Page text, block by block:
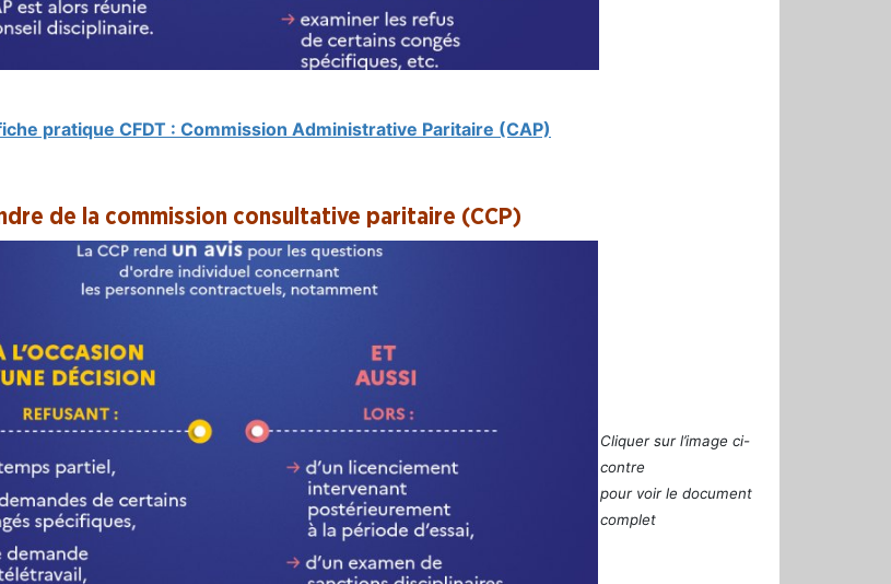
pratique CFDT : Commission Administrative Paritaire (CAP)
de la commission consultative paritaire (CCP)
Cliquer sur l’image ci-
contre
pour voir le document
complet